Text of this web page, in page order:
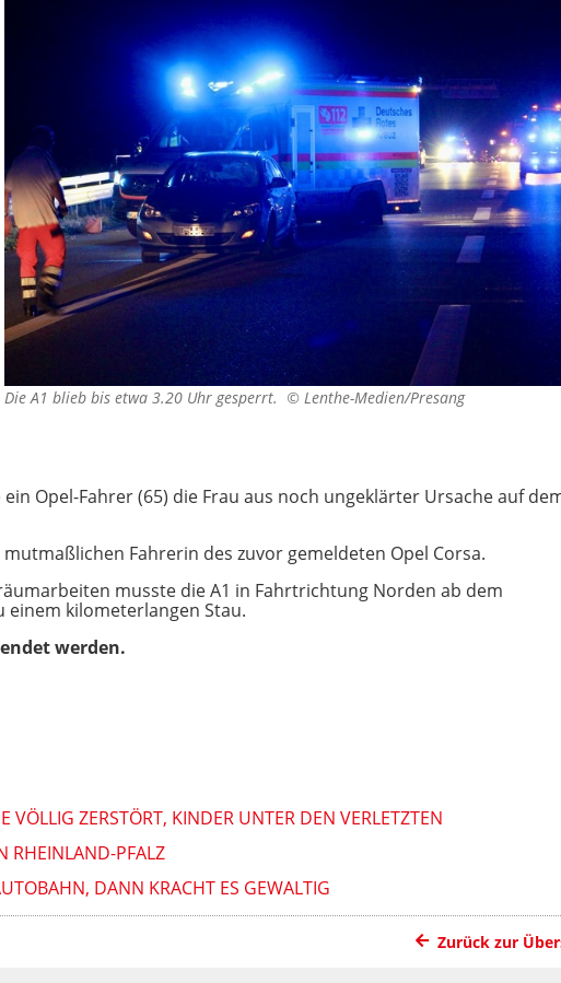
Die A1 blieb bis etwa 3.20 Uhr gesperrt. © Lenthe-Medien/Presang
Opel-Fahrer (65) die Frau aus noch ungeklärter Ursache auf
Fahrerin des zuvor gemeldeten Opel Corsa.
musste die A1 in Fahrtrichtung Norden ab dem
einem kilometerlangen Stau.
werden.
ZERSTÖRT, KINDER UNTER DEN VERLETZTEN
RHEINLAND-PFALZ
DANN KRACHT ES GEWALTIG
Zurück zur